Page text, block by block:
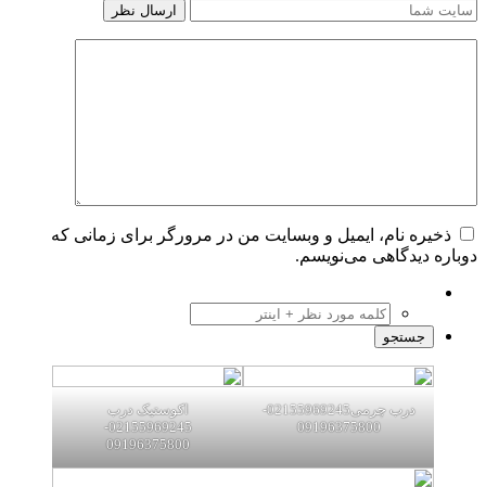
ذخیره نام، ایمیل و وبسایت من در مرورگر برای زمانی که
دوباره دیدگاهی می‌نویسم.
درب چرمی02155969245-
09196375800
اکوستیک درب
02155969245-
09196375800